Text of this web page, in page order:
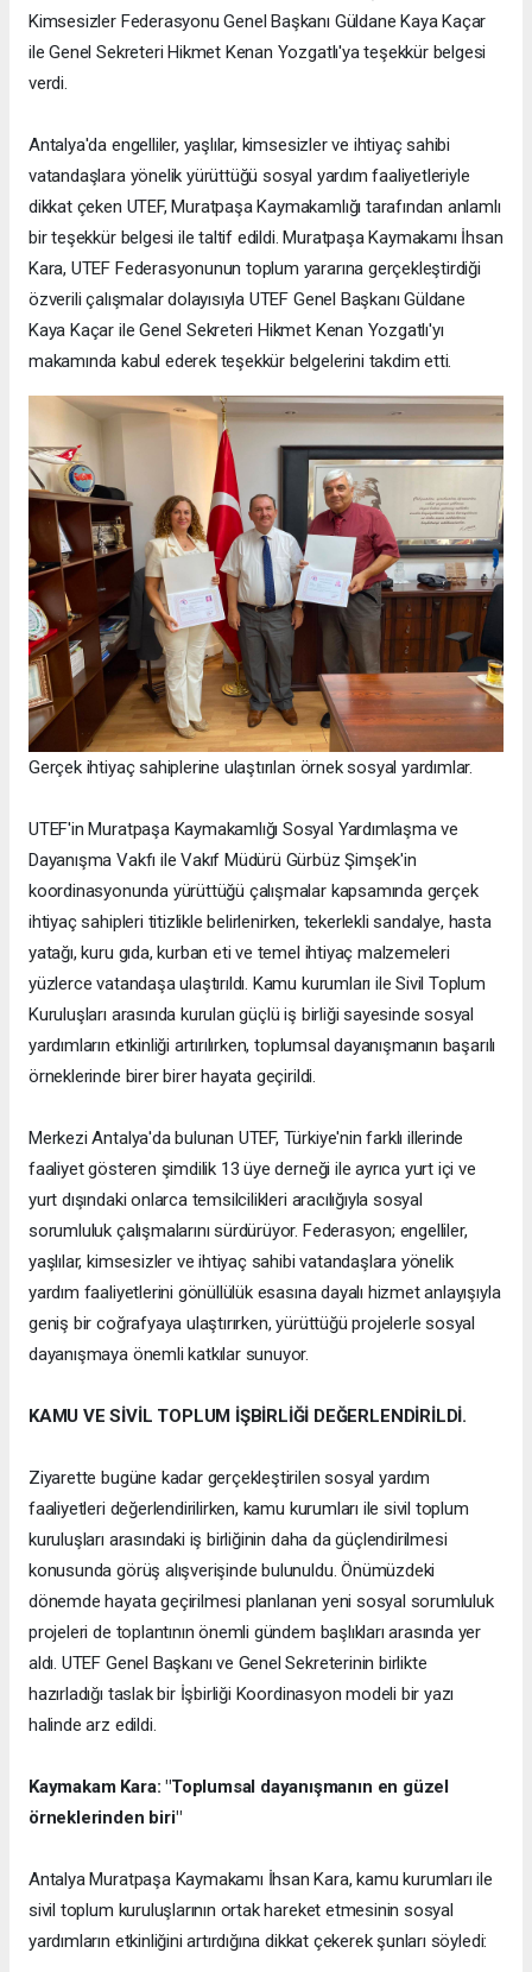
Kimsesizler Federasyonu Genel Başkanı Güldane Kaya Kaçar
ile Genel Sekreteri Hikmet Kenan Yozgatlı'ya teşekkür belgesi
verdi.
Antalya'da engelliler, yaşlılar, kimsesizler ve ihtiyaç sahibi
vatandaşlara yönelik yürüttüğü sosyal yardım faaliyetleriyle
dikkat çeken UTEF, Muratpaşa Kaymakamlığı tarafından anlamlı
bir teşekkür belgesi ile taltif edildi. Muratpaşa Kaymakamı İhsan
Kara, UTEF Federasyonunun toplum yararına gerçekleştirdiği
özverili çalışmalar dolayısıyla UTEF Genel Başkanı Güldane
Kaya Kaçar ile Genel Sekreteri Hikmet Kenan Yozgatlı'yı
makamında kabul ederek teşekkür belgelerini takdim etti.
Gerçek ihtiyaç sahiplerine ulaştırılan örnek sosyal yardımlar.
UTEF'in Muratpaşa Kaymakamlığı Sosyal Yardımlaşma ve
Dayanışma Vakfı ile Vakıf Müdürü Gürbüz Şimşek'in
koordinasyonunda yürüttüğü çalışmalar kapsamında gerçek
ihtiyaç sahipleri titizlikle belirlenirken, tekerlekli sandalye, hasta
yatağı, kuru gıda, kurban eti ve temel ihtiyaç malzemeleri
yüzlerce vatandaşa ulaştırıldı. Kamu kurumları ile Sivil Toplum
Kuruluşları arasında kurulan güçlü iş birliği sayesinde sosyal
yardımların etkinliği artırılırken, toplumsal dayanışmanın başarılı
örneklerinde birer birer hayata geçirildi.
Merkezi Antalya'da bulunan UTEF, Türkiye'nin farklı illerinde
faaliyet gösteren şimdilik 13 üye derneği ile ayrıca yurt içi ve
yurt dışındaki onlarca temsilcilikleri aracılığıyla sosyal
sorumluluk çalışmalarını sürdürüyor. Federasyon; engelliler,
yaşlılar, kimsesizler ve ihtiyaç sahibi vatandaşlara yönelik
yardım faaliyetlerini gönüllülük esasına dayalı hizmet anlayışıyla
geniş bir coğrafyaya ulaştırırken, yürüttüğü projelerle sosyal
dayanışmaya önemli katkılar sunuyor.
KAMU VE SİVİL TOPLUM İŞBİRLİĞİ DEĞERLENDİRİLDİ.
Ziyarette bugüne kadar gerçekleştirilen sosyal yardım
faaliyetleri değerlendirilirken, kamu kurumları ile sivil toplum
kuruluşları arasındaki iş birliğinin daha da güçlendirilmesi
konusunda görüş alışverişinde bulunuldu. Önümüzdeki
dönemde hayata geçirilmesi planlanan yeni sosyal sorumluluk
projeleri de toplantının önemli gündem başlıkları arasında yer
aldı. UTEF Genel Başkanı ve Genel Sekreterinin birlikte
hazırladığı taslak bir İşbirliği Koordinasyon modeli bir yazı
halinde arz edildi.
Kaymakam Kara: "Toplumsal dayanışmanın en güzel
örneklerinden biri"
Antalya Muratpaşa Kaymakamı İhsan Kara, kamu kurumları ile
sivil toplum kuruluşlarının ortak hareket etmesinin sosyal
yardımların etkinliğini artırdığına dikkat çekerek şunları söyledi: